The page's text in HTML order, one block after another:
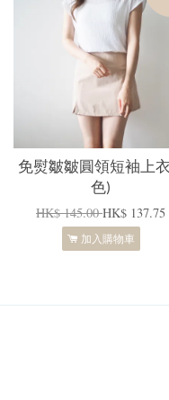
免熨皺皺圓領短袖上
色)
HK$ 145.00HK$ 137.75
加入購物車